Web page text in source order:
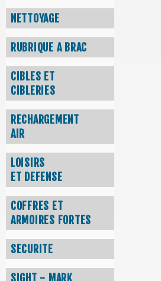
NETTOYAGE
RUBRIQUE A BRAC
CIBLES ET
CIBLERIES
RECHARGEMENT
AIR
LOISIRS
ET DEFENSE
COFFRES ET
ARMOIRES FORTES
SECURITE
SIGHT - MARK